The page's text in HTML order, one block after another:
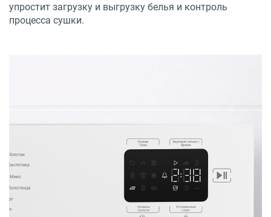
упростит загрузку и выгрузку белья и контроль
процесса сушки.